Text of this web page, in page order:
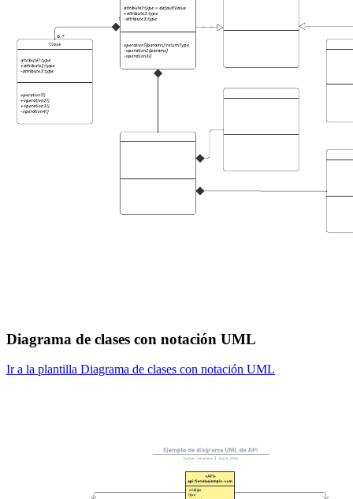
Diagrama de clases con notación UML
Ir a la plantilla Diagrama de clases con notación UML